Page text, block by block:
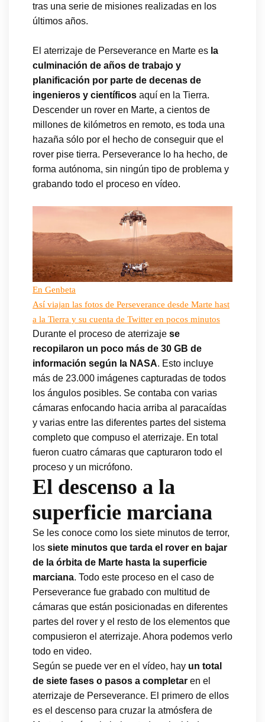
tras una serie de misiones realizadas en los
últimos años.
El aterrizaje de Perseverance en Marte es la
culminación de años de trabajo y
planificación por parte de decenas de
ingenieros y científicos aquí en la Tierra.
Descender un rover en Marte, a cientos de
millones de kilómetros en remoto, es toda una
hazaña sólo por el hecho de conseguir que el
rover pise tierra. Perseverance lo ha hecho, de
forma autónoma, sin ningún tipo de problema y
grabando todo el proceso en vídeo.
En Genbeta
Así viajan las fotos de Perseverance desde Marte hast
a la Tierra y su cuenta de Twitter en pocos minutos
Durante el proceso de aterrizaje se
recopilaron un poco más de 30 GB de
información según la NASA. Esto incluye
más de 23.000 imágenes capturadas de todos
los ángulos posibles. Se contaba con varias
cámaras enfocando hacia arriba al paracaídas
y varias entre las diferentes partes del sistema
completo que compuso el aterrizaje. En total
fueron cuatro cámaras que capturaron todo el
proceso y un micrófono.
El descenso a la
superficie marciana
Se les conoce como los siete minutos de terror,
los siete minutos que tarda el rover en bajar
de la órbita de Marte hasta la superficie
marciana. Todo este proceso en el caso de
Perseverance fue grabado con multitud de
cámaras que están posicionadas en diferentes
partes del rover y el resto de los elementos que
compusieron el aterrizaje. Ahora podemos verlo
todo en video.
Según se puede ver en el vídeo, hay un total
de siete fases o pasos a completar en el
aterrizaje de Perseverance. El primero de ellos
es el descenso para cruzar la atmósfera de